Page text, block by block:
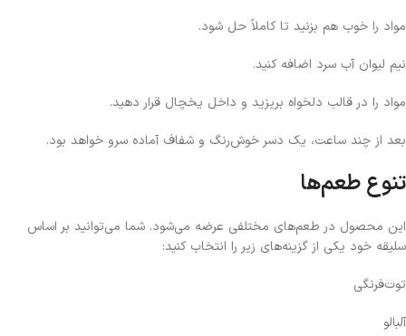
مواد را خوب هم بزنید تا کاملاً حل شود.
نیم لیوان آب سرد اضافه کنید.
مواد را در قالب دلخواه بریزید و داخل یخچال قرار دهید.
بعد از چند ساعت، یک دسر خوش‌رنگ و شفاف آماده سرو خواهد بود.
تنوع طعم‌ها
این محصول در طعم‌های مختلفی عرضه می‌شود. شما می‌توانید بر اساس
سلیقه خود یکی از گزینه‌های زیر را انتخاب کنید:
توت‌فرنگی
آلبالو